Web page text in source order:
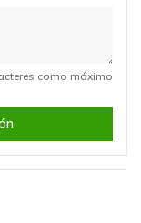
como máximo